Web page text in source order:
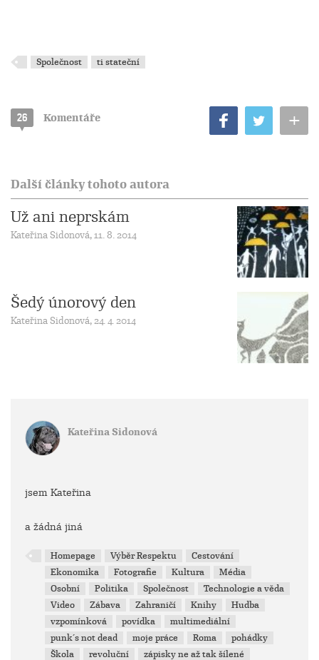
Společnost ti stateční
26 Komentáře +
Další články tohoto autora
Už ani neprskám
Kateřina Sidonová, 11. 8. 2014
Šedý únorový den
Kateřina Sidonová, 24. 4. 2014
Kateřina Sidonová
jsem Kateřina
a žádná jiná
Homepage Výběr Respektu
Cestování
Ekonomika
Fotografie Kultura
Média
Osobní
Politika Společnost
Technologie a věda
Video
Zábava Zahraničí Knihy
Hudba
vzpomínková
povídka
multimediální
punk´s not dead
moje práce Roma
pohádky
Škola
revoluční zápisky ne až tak šílené